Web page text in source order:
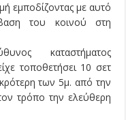
εμποδίζοντας με αυτό
του κοινού στη
καταστήματος
τοποθετήσει 10 σετ
των 5μ. από την
τρόπο την ελεύθερη